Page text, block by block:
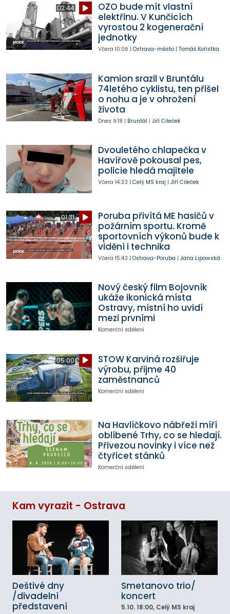
02:44
OZO bude mít vlastní
elektřinu. V Kunčicích
vyrostou 2 kogenerační
jednotky
Včera 10:06 | Ostrava-město| Tomáš Kořistka
Kamion srazil v Bruntálu
74letého cyklistu, ten přišel
o nohu a je v ohrožení
života
Dnes 9:18 | Bruntál | Jiří Cileček
Dvouletého chlapečka v
Havířově pokousal pes,
policie hledá majitele
Včera 14:33 | Celý MS kraj | Jiří Cileček
01:31
Poruba přivítá ME hasičů v
požárním sportu. Kromě
sportovních výkonů bude k
vidění i technika
Včera 15:43 | Ostrava-Poruba | Jana Lipowská
Nový český film Bojovník
ukáže ikonická místa
Ostravy, místní ho uvidí
mezi prvními
Komerční sdělení
05:00
STOW Karviná rozšiřuje
výrobu, přijme 40
zaměstnanců
Komerční sdělení
Na Havlíčkovo nábřeží míří
oblíbené Trhy, co se hledají.
Přivezou novinky i více než
čtyřicet stánků
Komerční sdělení
Kam vyrazit - Ostrava
Deštivé dny
/divadelní
představení
Smetanovo trio/
koncert
5.10. 18:00, Celý MS kraj